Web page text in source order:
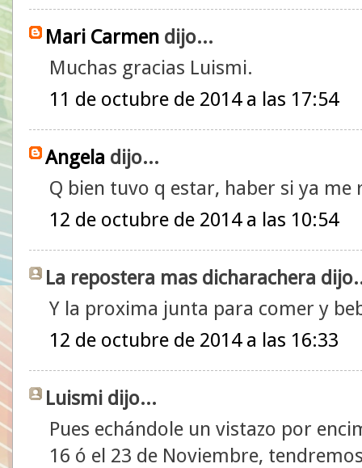
Mari Carmen dijo...
Muchas gracias Luismi.
11 de octubre de 2014 a las 17:54
Angela dijo...
Q bien tuvo q estar, haber si ya
12 de octubre de 2014 a las 10:54
La repostera mas dicharachera
Y la proxima junta para comer y
12 de octubre de 2014 a las 16:33
Luismi dijo...
Pues echándole un vistazo por
16 ó el 23 de Noviembre,